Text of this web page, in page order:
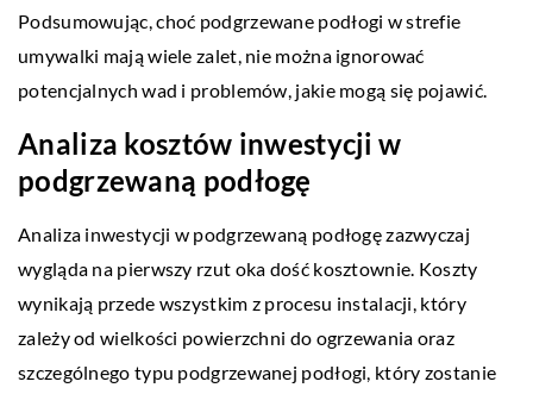
Podsumowując, choć podgrzewane podłogi w strefie
umywalki mają wiele zalet, nie można ignorować
potencjalnych wad i problemów, jakie mogą się pojawić.
Analiza kosztów inwestycji w
podgrzewaną podłogę
Analiza inwestycji w podgrzewaną podłogę zazwyczaj
wygląda na pierwszy rzut oka dość kosztownie. Koszty
wynikają przede wszystkim z procesu instalacji, który
zależy od wielkości powierzchni do ogrzewania oraz
szczególnego typu podgrzewanej podłogi, który zostanie